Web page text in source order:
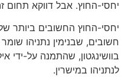
יחסי-החוץ. אבל דווקא תחום
יחסי-החוץ החשובים ביותר
חשובים, שבנימין נתניהו
בוושינגטון, שהתמנה על-ידי
לנתניהו במישרין.